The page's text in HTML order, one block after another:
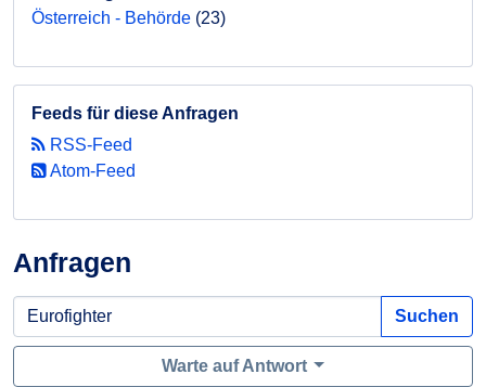
Anfragen
Suchen
Warte auf Antwort
Österreich - Behörde (23)
Feeds für diese Anfragen
RSS-Feed
Atom-Feed